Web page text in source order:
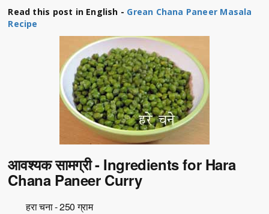
Read this post in English - Grean Chana Paneer Masala
Recipe
आवश्यक सामग्री - Ingredients for Hara
Chana Paneer Curry
हरा चना - 250 ग्राम